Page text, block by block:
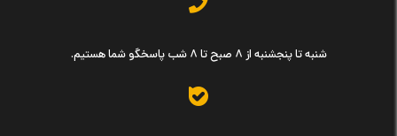
شنبه تا پنجشنبه از ۸ صبح تا ۸ شب پاسخگو شما هستیم.